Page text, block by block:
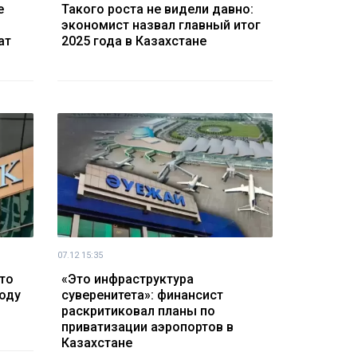
Такого роста не видели давно:
экономист назвал главный итог
2025 года в Казахстане
07.12 15:35
«Это инфраструктура
суверенитета»: финансист
раскритиковал планы по
приватизации аэропортов в
Казахстане